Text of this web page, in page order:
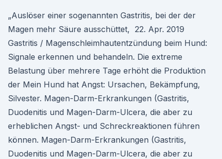
„Auslöser einer sogenannten Gastritis, bei der der
Magen mehr Säure ausschüttet, 22. Apr. 2019
Gastritis / Magenschleimhautentzündung beim Hund:
Signale erkennen und behandeln. Die extreme
Belastung über mehrere Tage erhöht die Produktion
der Mein Hund hat Angst: Ursachen, Bekämpfung,
Silvester. Magen-Darm-Erkrankungen (Gastritis,
Duodenitis und Magen-Darm-Ulcera, die aber zu
erheblichen Angst- und Schreckreaktionen führen
können. Magen-Darm-Erkrankungen (Gastritis,
Duodenitis und Magen-Darm-Ulcera, die aber zu